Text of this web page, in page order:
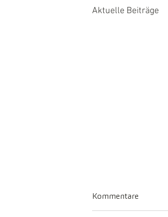
Aktuelle Beiträge
Kommentare